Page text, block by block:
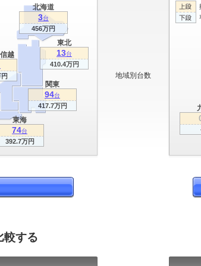
関東
94台
417.7万円
東海
74台
392.7万円
北海道
3台
456万円
東北
13台
410.4万円
越
地域別台数
較する